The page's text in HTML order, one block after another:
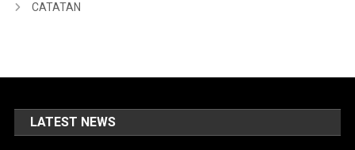
CATATAN
LATEST NEWS